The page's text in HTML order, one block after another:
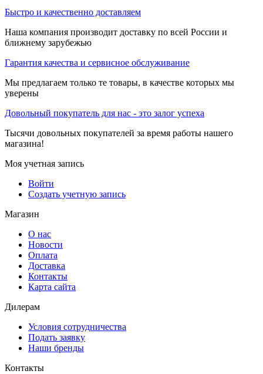
Быстро и качественно доставляем
Наша компания производит доставку по всей России и
ближнему зарубежью
Гарантия качества и сервисное обслуживание
Мы предлагаем только те товары, в качестве которых мы
уверены
Довольный покупатель для нас - это залог успеха
Тысячи довольных покупателей за время работы нашего
магазина!
Моя учетная запись
Войти
Создать учетную запись
Магазин
О нас
Новости
Оплата
Доставка
Контакты
Карта сайта
Дилерам
Условия сотрудничества
Подать заявку
Наши бренды
Контакты